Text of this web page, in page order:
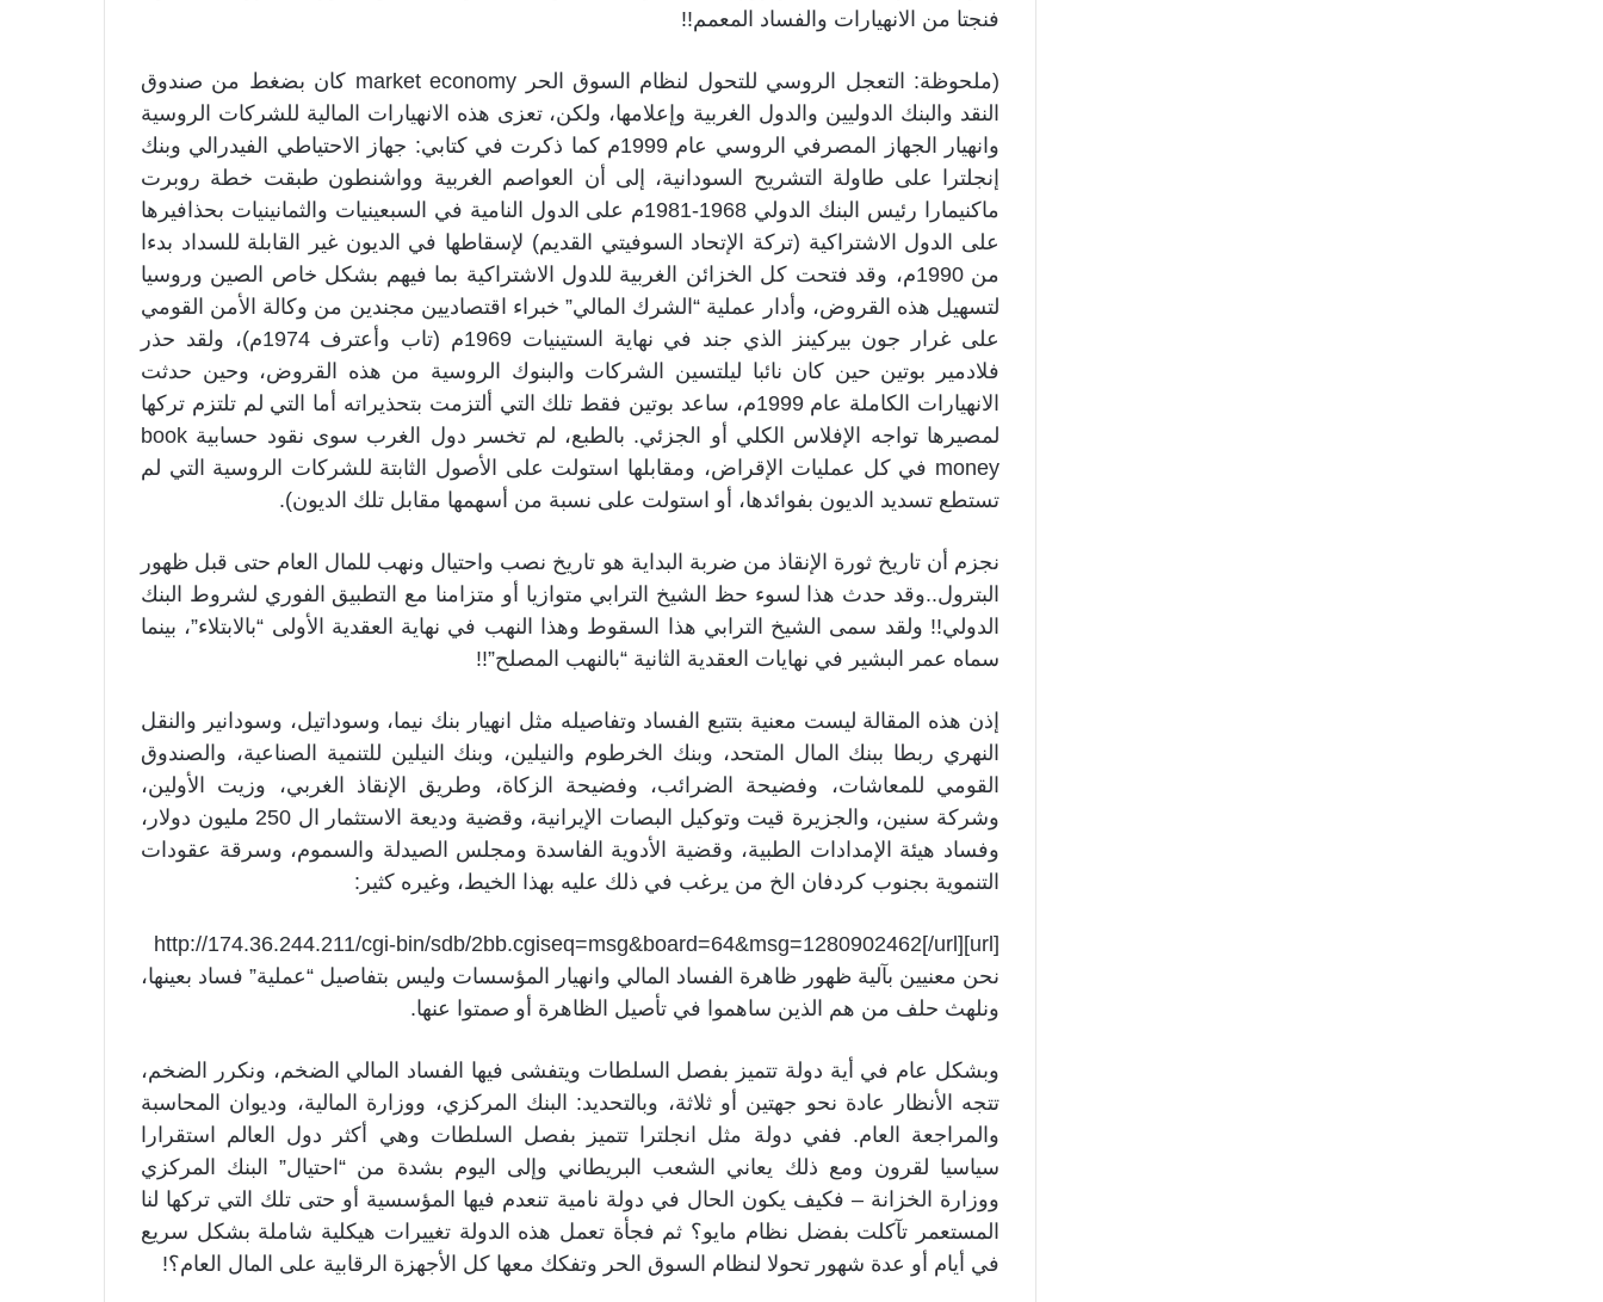
فنجتا من الانهيارات والفساد المعمم!!
(ملحوظة: التعجل الروسي للتحول لنظام السوق الحر market economy كان بضغط من صندوق
النقد والبنك الدوليين والدول الغربية وإعلامها، ولكن، تعزى هذه الانهيارات المالية للشركات الروسية
وانهيار الجهاز المصرفي الروسي عام 1999م كما ذكرت في كتابي: جهاز الاحتياطي الفيدرالي وبنك
إنجلترا على طاولة التشريح السودانية، إلى أن العواصم الغربية وواشنطون طبقت خطة روبرت
ماكنيمارا رئيس البنك الدولي 1968-1981م على الدول النامية في السبعينيات والثمانينيات بحذافيرها
على الدول الاشتراكية (تركة الإتحاد السوفيتي القديم) لإسقاطها في الديون غير القابلة للسداد بدءا
من 1990م، وقد فتحت كل الخزائن الغربية للدول الاشتراكية بما فيهم بشكل خاص الصين وروسيا
لتسهيل هذه القروض، وأدار عملية “الشرك المالي” خبراء اقتصاديين مجندين من وكالة الأمن القومي
على غرار جون بيركينز الذي جند في نهاية الستينيات 1969م (تاب وأعترف 1974م)، ولقد حذر
فلادمير بوتين حين كان نائبا ليلتسين الشركات والبنوك الروسية من هذه القروض، وحين حدثت
الانهيارات الكاملة عام 1999م، ساعد بوتين فقط تلك التي ألتزمت بتحذيراته أما التي لم تلتزم تركها
لمصيرها تواجه الإفلاس الكلي أو الجزئي. بالطبع، لم تخسر دول الغرب سوى نقود حسابية book
money في كل عمليات الإقراض، ومقابلها استولت على الأصول الثابتة للشركات الروسية التي لم
تستطع تسديد الديون بفوائدها، أو استولت على نسبة من أسهمها مقابل تلك الديون).
نجزم أن تاريخ ثورة الإنقاذ من ضربة البداية هو تاريخ نصب واحتيال ونهب للمال العام حتى قبل ظهور
البترول..وقد حدث هذا لسوء حظ الشيخ الترابي متوازيا أو متزامنا مع التطبيق الفوري لشروط البنك
الدولي!! ولقد سمى الشيخ الترابي هذا السقوط وهذا النهب في نهاية العقدية الأولى “بالابتلاء”، بينما
سماه عمر البشير في نهايات العقدية الثانية “بالنهب المصلح”!!
إذن هذه المقالة ليست معنية بتتبع الفساد وتفاصيله مثل انهيار بنك نيما، وسوداتيل، وسودانير والنقل
النهري ربطا ببنك المال المتحد، وبنك الخرطوم والنيلين، وبنك النيلين للتنمية الصناعية، والصندوق
القومي للمعاشات، وفضيحة الضرائب، وفضيحة الزكاة، وطريق الإنقاذ الغربي، وزيت الأولين،
وشركة سنين، والجزيرة قيت وتوكيل البصات الإيرانية، وقضية وديعة الاستثمار ال 250 مليون دولار،
وفساد هيئة الإمدادات الطبية، وقضية الأدوية الفاسدة ومجلس الصيدلة والسموم، وسرقة عقودات
التنموية بجنوب كردفان الخ من يرغب في ذلك عليه بهذا الخيط، وغيره كثير:
[url]http://174.36.244.211/cgi-bin/sdb/2bb.cgiseq=msg&board=64&msg=1280902462[/url]
نحن معنيين بآلية ظهور ظاهرة الفساد المالي وانهيار المؤسسات وليس بتفاصيل “عملية” فساد بعينها،
ونلهث حلف من هم الذين ساهموا في تأصيل الظاهرة أو صمتوا عنها.
وبشكل عام في أية دولة تتميز بفصل السلطات ويتفشى فيها الفساد المالي الضخم، ونكرر الضخم،
تتجه الأنظار عادة نحو جهتين أو ثلاثة، وبالتحديد: البنك المركزي، ووزارة المالية، وديوان المحاسبة
والمراجعة العام. ففي دولة مثل انجلترا تتميز بفصل السلطات وهي أكثر دول العالم استقرارا
سياسيا لقرون ومع ذلك يعاني الشعب البريطاني وإلى اليوم بشدة من “احتيال” البنك المركزي
ووزارة الخزانة – فكيف يكون الحال في دولة نامية تنعدم فيها المؤسسية أو حتى تلك التي تركها لنا
المستعمر تآكلت بفضل نظام مايو؟ ثم فجأة تعمل هذه الدولة تغييرات هيكلية شاملة بشكل سريع
في أيام أو عدة شهور تحولا لنظام السوق الحر وتفكك معها كل الأجهزة الرقابية على المال العام؟!